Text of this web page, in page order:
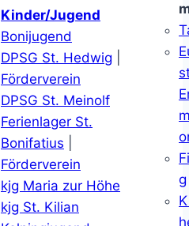
Kinder/Jugend
Bonijugend
DPSG St. Hedwig
Förderverein
DPSG St. Meinolf
Ferienlager St.
Bonifatius
Förderverein
kjg Maria zur Höhe
kjg St. Kilian
g